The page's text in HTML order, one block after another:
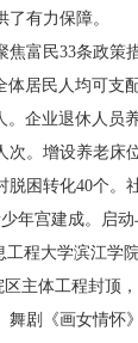
有力保障。
富民33条政策
居民人均可支
。企业退休人员
。增设养老床
困转化40个。
年宫建成。启
程大学滨江学
主体工程封顶
剧《画女情怀